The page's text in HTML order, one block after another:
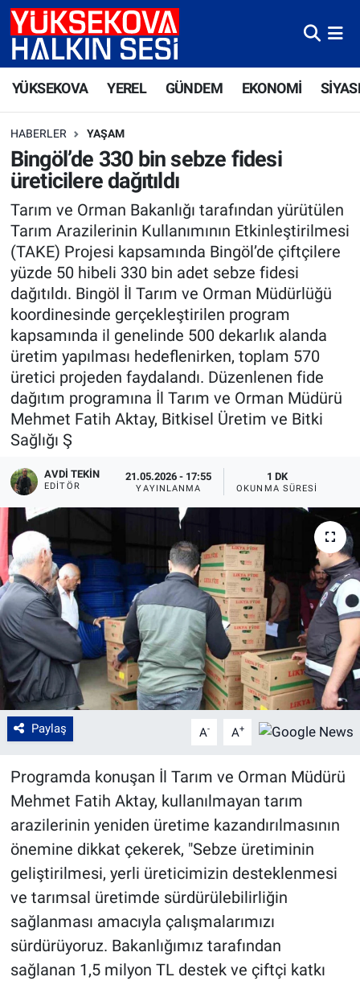
YÜKSEKOVA YEREL GÜNDEM EKONOMİ
HABERLER YAŞAM
Bingöl’de 330 bin sebze fidesi
üreticilere dağıtıldı
Tarım ve Orman Bakanlığı tarafından yürütülen
Tarım Arazilerinin Kullanımının Etkinleştirilmesi
(TAKE) Projesi kapsamında Bingöl’de çiftçilere
yüzde 50 hibeli 330 bin adet sebze fidesi
dağıtıldı. Bingöl İl Tarım ve Orman Müdürlüğü
koordinesinde gerçekleştirilen program
kapsamında il genelinde 500 dekarlık alanda
üretim yapılması hedeflenirken, toplam 570
üretici projeden faydalandı. Düzenlenen fide
dağıtım programına İl Tarım ve Orman Müdürü
Mehmet Fatih Aktay, Bitkisel Üretim ve Bitki
Sağlığı Ş
AVDI TEKIN
EDITÖR
21.05.2026 - 17:55
YAYINLANMA
1 DK
OKUNMA SÜRESI
Paylaş A- A+
Programda konuşan İl Tarım ve Orman Müdürü
Mehmet Fatih Aktay, kullanılmayan tarım
arazilerinin yeniden üretime kazandırılmasının
önemine dikkat çekerek, "Sebze üretiminin
geliştirilmesi, yerli üreticimizin desteklenmesi
ve tarımsal üretimde sürdürülebilirliğin
sağlanması amacıyla çalışmalarımızı
sürdürüyoruz. Bakanlığımız tarafından
sağlanan 1,5 milyon TL destek ve çiftçi katkı
Yüksekova Nöbetçi Eczaneler
Yüksekova Trafik Yoğunluk Haritası
Süper Lig Puan Durumu ve Fikstür
Tüm Manşetler
Son Dakika Haberleri
Haber Arşivi